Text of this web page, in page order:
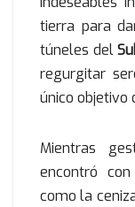
tierra para
túneles del
regurgitar
único objetivo
Mientras
encontró
como la